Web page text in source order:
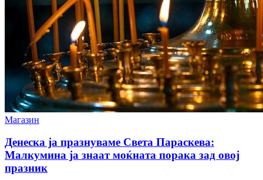
Магазин
Денеска ја празнуваме Света Параскева:
Малкумина ја знаат моќната порака зад овој
празник